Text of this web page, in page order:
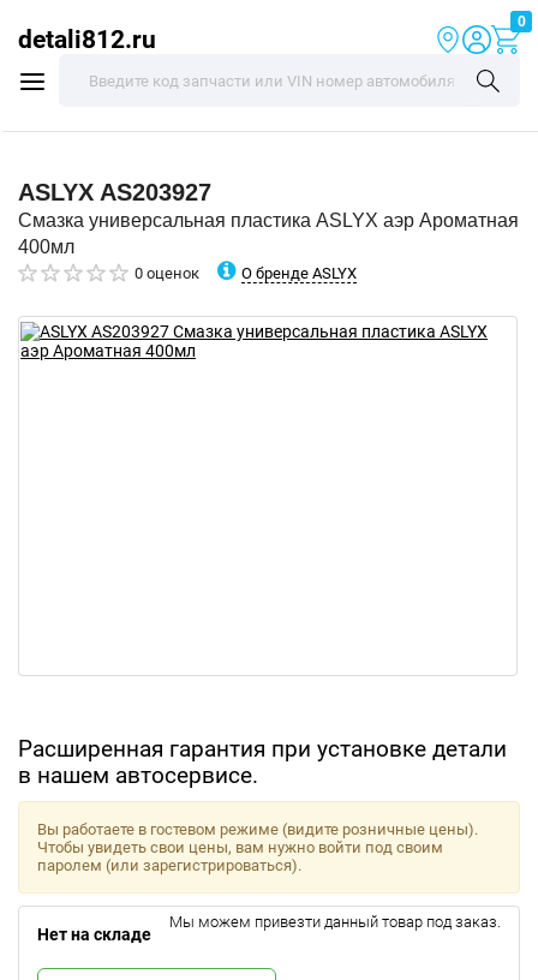
detali812.ru
0
ASLYX AS203927
Смазка универсальная пластика ASLYX аэр Ароматная
400мл
0 оценок О бренде ASLYX
Расширенная гарантия при установке детали
в нашем автосервисе.
Вы работаете в гостевом режиме (видите розничные цены).
Чтобы увидеть свои цены, вам нужно войти под своим
паролем (или зарегистрироваться).
Нет на складе
Мы можем привезти данный товар под заказ.